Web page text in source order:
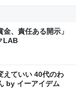
、責任ある開示」
LAB
えていい 40代のわ
by イーアイデム